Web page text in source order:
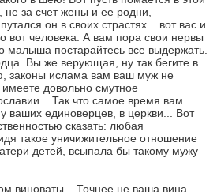
не за счет жены и ее родни,
он в своих страстях... вот вас и
вот человека. А вам пора свои нервы
малыша постарайтесь все выдержать.
Вы же верующая, ну так бегите в
законы ислама вам ваш муж не
довольно смутное
Так что самое время вам
ваших единоверцев, в церкви... Вот
сказать: любая
такое уничижительное отношение
детей, всыпала бы такому мужу
виноваты... Точнее не ваша вина